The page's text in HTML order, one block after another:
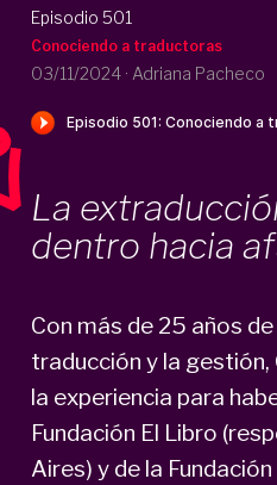
Episodio 501
Conociendo a traductoras
03/11/2024· Adriana Pacheco
La
dentro hacia
Con más de 25 años
traducción y la
la experiencia para
Fundación El Libro
Aires) y de la